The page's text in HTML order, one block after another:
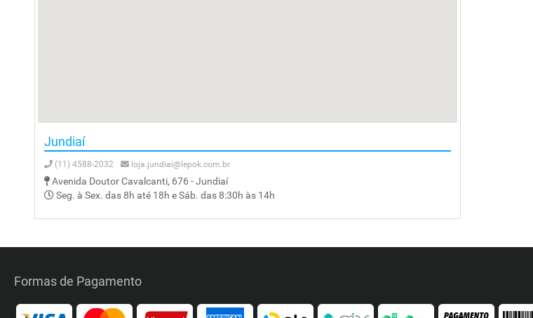
Jundiaí
(11) 4588-2032 loja.jundiai@lepok.com.br
Avenida Doutor Cavalcanti, 676 - Jundiaí
Seg. à Sex. das 8h até 18h e Sáb. das 8:30h às 14h
Formas de Pagamento